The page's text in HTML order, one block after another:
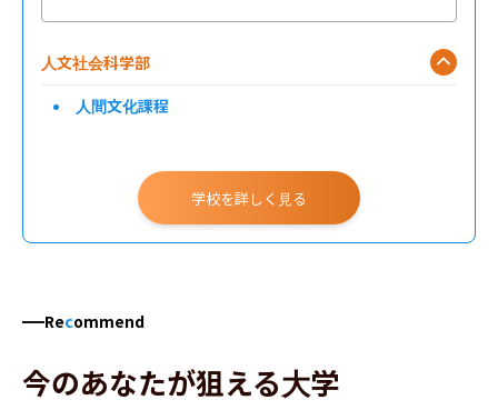
人文社会科学部
人間文化課程
学校を詳しく見る
Recommend
今のあなたが狙える大学